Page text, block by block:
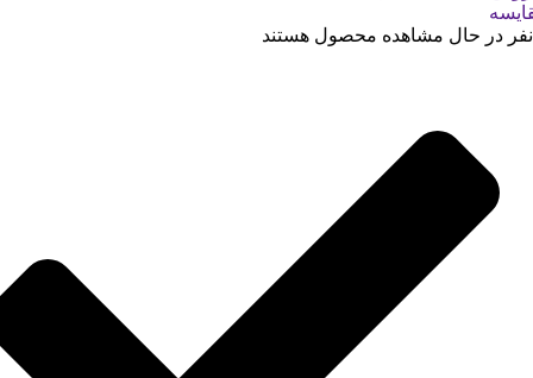
نفر در حال مشاهده محصول هستند